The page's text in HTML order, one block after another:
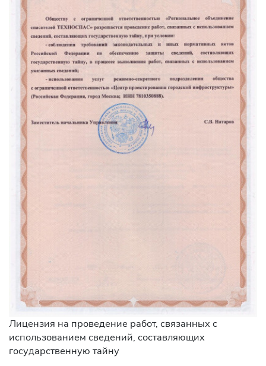
Лицензия на проведение работ, связанных с
использованием сведений, составляющих
государственную тайну